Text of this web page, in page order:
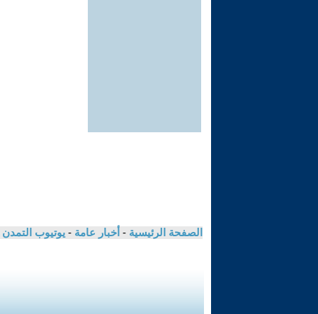
الصفحة الرئيسية - أخبار عامة - يوتيوب التمدن